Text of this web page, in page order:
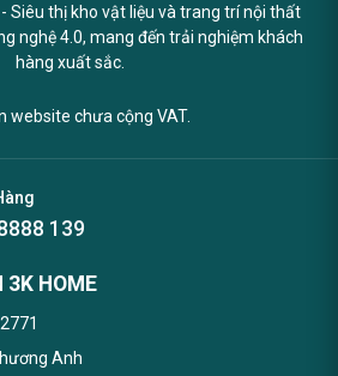
Siêu thị kho vật liệu và trang trí nội thất
nghệ 4.0, mang đến trải nghiệm khách
HOME